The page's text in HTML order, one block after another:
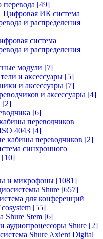
[49]
Цифровая ИК система
и распределения
система
и распределения
модули [7]
и аксессуары [5]
и аксессуары [7]
и аксессуары [4]
[2]
[6]
переводчиков
4043 [4]
кабины переводчиков [2]
синхронного
[10]
и микрофоны [1081]
Shure [657]
для конференций
[55]
Shure Stem [6]
Shure [2]
Shure Axient Digital